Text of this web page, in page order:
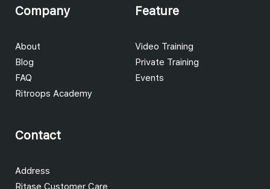
Company
About
Blog
FAQ
Ritroops Academy
Feature
Video Training
Private Training
Events
Contact
Address
Ritase Customer Care